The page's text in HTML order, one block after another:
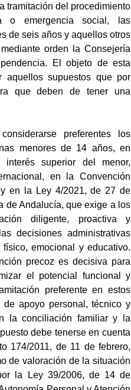
tramitación del procedimiento
o emergencia social, las
de seis años y aquellos otros
orden la Consejería
El objeto de esta
aquellos supuestos que por
que deben de tener una
preferentes los
menores de 14 años, en
superior del menor,
en la Convención
en la Ley 4/2021, de 27 de
de Andalucía, que exige a los
diligente, proactiva y
decisiones administrativas
emocional y educativo.
precoz es decisiva para
el potencial funcional y
preferente en estos
de apoyo personal, técnico y
la conciliación familiar y la
debe tenerse en cuenta
174/2011, de 11 de febrero,
de valoración de la situación
la Ley 39/2006, de 14 de